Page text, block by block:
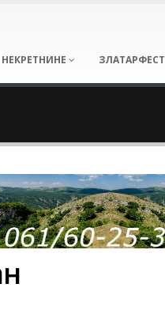
НЕКРЕТНИНЕ ЗЛАТАРФЕСТ